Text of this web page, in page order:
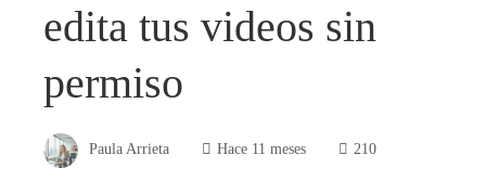
edita tus videos sin
permiso
Paula Arrieta Hace 11 meses 210